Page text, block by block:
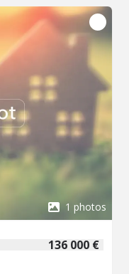
1 photos
136 000 €